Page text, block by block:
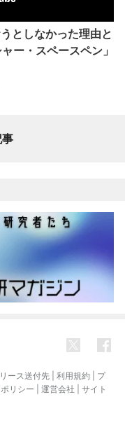
としなかった理由と
ー・スペースペン」
ース送付先 利用規約
プ
リシー 運営会社
サイト